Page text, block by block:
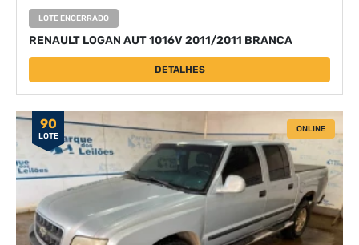
LOTE ENCERRADO
RENAULT LOGAN AUT 1016V 2011/2011 BRANCA
DETALHES
90
LOTE
ONLINE